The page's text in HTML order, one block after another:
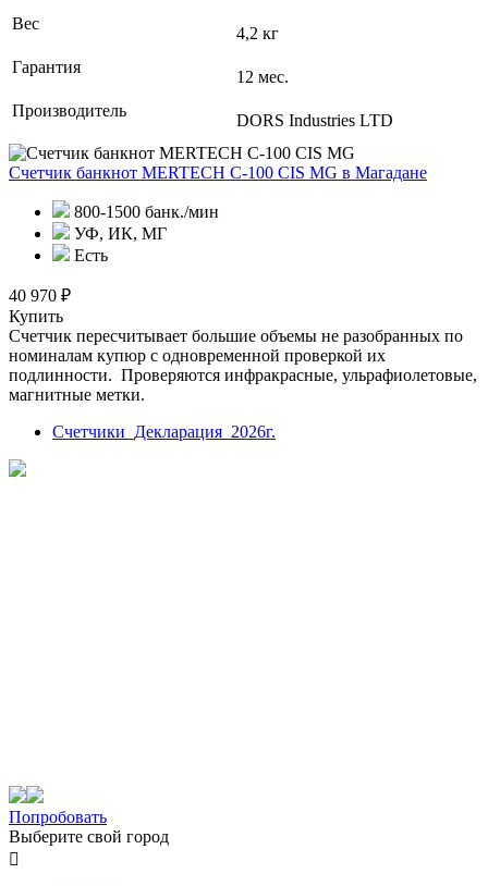
Вес
4,2 кг
Гарантия
12 мес.
Производитель
DORS Industries LTD
Счетчик банкнот MERTECH C-100 CIS MG в Магадане
800-1500 банк./мин
УФ, ИК, МГ
Есть
40 970 ₽
Купить
Счетчик пересчитывает большие объемы не разобранных по
номиналам купюр с одновременной проверкой их
подлинности. Проверяются инфракрасные, ульрафиолетовые,
магнитные метки.
Счетчики_Декларация_2026г.
Попробовать
Выберите свой город
